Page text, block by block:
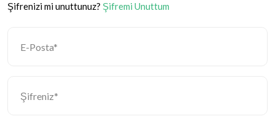
Şifrenizi mi unuttunuz? Şifremi Unuttum